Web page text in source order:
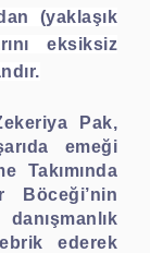
(yaklaşık
eksiksiz
Pak,
emeği
Takımında
Böceği’nin
ederek